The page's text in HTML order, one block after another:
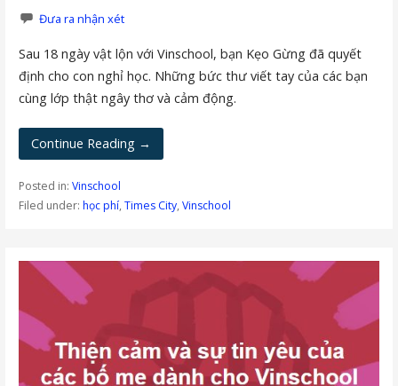
Đưa ra nhận xét
Sau 18 ngày vật lộn với Vinschool, bạn Kẹo Gừng đã quyết
định cho con nghỉ học. Những bức thư viết tay của các bạn
cùng lớp thật ngây thơ và cảm động.
Continue Reading →
Posted in: Vinschool
Filed under: học phí, Times City, Vinschool